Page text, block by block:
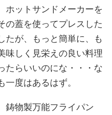
ホットサンドメーカーを
の蓋を使ってプレスした
たが、もっと簡単に、も
味しく見栄えの良い料理
たらいいのにな・・・な
度はあるはず。
鋳物製万能フライパン